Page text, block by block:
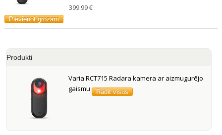
399.99 €
Produkti
Varia RCT715 Radara kamera ar aizmugurējo
gaismu
Rādit visus